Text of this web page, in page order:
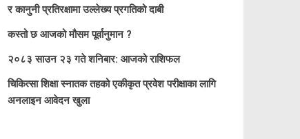
र कानुनी प्रतिरक्षामा उल्लेख्य प्रगतिको दाबी
कस्तो छ आजको मौसम पूर्वानुमान ?
२०८३ साउन २३ गते शनिबार: आजको राशिफल
चिकित्सा शिक्षा स्नातक तहको एकीकृत प्रवेश परीक्षाका लागि
अनलाइन आवेदन खुला